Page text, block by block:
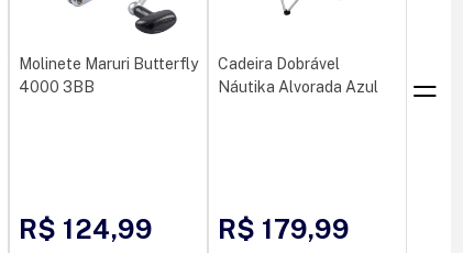
Molinete Maruri Butterfly
4000 3BB
R$ 124,99
Cadeira Dobrável
Náutika Alvorada Azul
R$ 179,99